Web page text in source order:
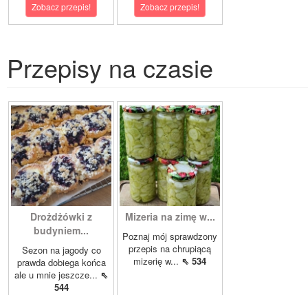
Zobacz przepis! Zobacz przepis!
Przepisy na czasie
Drożdżówki z
budyniem...
Sezon na jagody co
prawda dobiega końca
ale u mnie jeszcze... ⇖
544
Mizeria na zimę w...
Poznaj mój sprawdzony
przepis na chrupiącą
mizerię w... ⇖ 534